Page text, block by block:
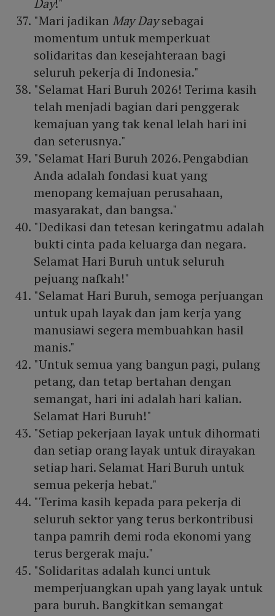
Day!"
"Mari jadikan May Daysebagai
momentum untuk memperkuat
solidaritas dan kesejahteraan bagi
seluruh pekerja di Indonesia."
"Selamat Hari Buruh 2026! Terima kasih
telah menjadi bagian dari penggerak
kemajuan yang tak kenal lelah hari ini
dan seterusnya."
"Selamat Hari Buruh 2026. Pengabdian
Anda adalah fondasi kuat yang
menopang kemajuan perusahaan,
masyarakat, dan bangsa."
"Dedikasi dan tetesan keringatmu adalah
bukti cinta pada keluarga dan negara.
Selamat Hari Buruh untuk seluruh
pejuang nafkah!"
"Selamat Hari Buruh, semoga perjuangan
untuk upah layak dan jam kerja yang
manusiawi segera membuahkan hasil
manis."
"Untuk semua yang bangun pagi, pulang
petang, dan tetap bertahan dengan
semangat, hari ini adalah hari kalian.
Selamat Hari Buruh!"
"Setiap pekerjaan layak untuk dihormati
dan setiap orang layak untuk dirayakan
setiap hari. Selamat Hari Buruh untuk
semua pekerja hebat."
"Terima kasih kepada para pekerja di
seluruh sektor yang terus berkontribusi
tanpa pamrih demi roda ekonomi yang
terus bergerak maju."
"Solidaritas adalah kunci untuk
memperjuangkan upah yang layak untuk
para buruh. Bangkitkan semangat